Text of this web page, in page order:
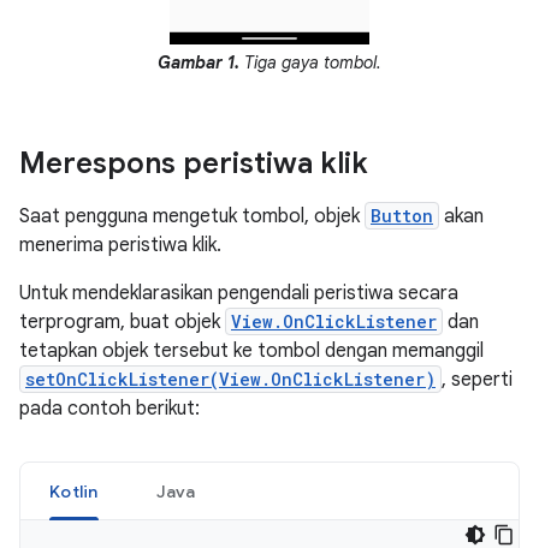
Gambar 1. Tiga gaya tombol.
Merespons peristiwa klik
Saat pengguna mengetuk tombol, objek Button akan
menerima peristiwa klik.
Untuk mendeklarasikan pengendali peristiwa secara
terprogram, buat objek View.OnClickListener dan
tetapkan objek tersebut ke tombol dengan memanggil
setOnClickListener(View.OnClickListener) , seperti
pada contoh berikut:
Kotlin Java